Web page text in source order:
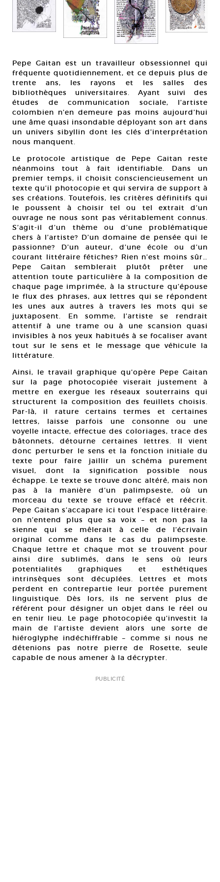
Pepe Gaitan est un travailleur obsessionnel qui
fréquente quotidiennement, et ce depuis plus de
trente ans, les rayons et les salles des
bibliothèques universitaires. Ayant suivi des
études de communication sociale, l’artiste
colombien n’en demeure pas moins aujourd’hui
une âme quasi insondable déployant son art dans
un univers sibyllin dont les clés d’interprétation
nous manquent.
Le protocole artistique de Pepe Gaitan reste
néanmoins tout à fait identifiable. Dans un
premier temps, il choisit consciencieusement un
texte qu’il photocopie et qui servira de support à
ses créations. Toutefois, les critères définitifs qui
le poussent à choisir tel ou tel extrait d’un
ouvrage ne nous sont pas véritablement connus.
S’agit-il d’un thème ou d’une problématique
chers à l’artiste? D’un domaine de pensée qui le
passionne? D’un auteur, d’une école ou d’un
courant littéraire fétiches? Rien n’est moins sûr…
Pepe Gaitan semblerait plutôt prêter une
attention toute particulière à la composition de
chaque page imprimée, à la structure qu’épouse
le flux des phrases, aux lettres qui se répondent
les unes aux autres à travers les mots qui se
juxtaposent. En somme, l’artiste se rendrait
attentif à une trame ou à une scansion quasi
invisibles à nos yeux habitués à se focaliser avant
tout sur le sens et le message que véhicule la
littérature.
Ainsi, le travail graphique qu’opère Pepe Gaitan
sur la page photocopiée viserait justement à
mettre en exergue les réseaux souterrains qui
structurent la composition des feuillets choisis.
Par-là, il rature certains termes et certaines
lettres, laisse parfois une consonne ou une
voyelle intacte, effectue des coloriages, trace des
bâtonnets, détourne certaines lettres. Il vient
donc perturber le sens et la fonction initiale du
texte pour faire jaillir un schéma purement
visuel, dont la signification possible nous
échappe. Le texte se trouve donc altéré, mais non
pas à la manière d’un palimpseste, où un
morceau du texte se trouve effacé et réécrit.
Pepe Gaitan s’accapare ici tout l’espace littéraire:
on n’entend plus que sa voix – et non pas la
sienne qui se mêlerait à celle de l’écrivain
original comme dans le cas du palimpseste.
Chaque lettre et chaque mot se trouvent pour
ainsi dire sublimés, dans le sens où leurs
potentialités graphiques et esthétiques
intrinsèques sont décuplées. Lettres et mots
perdent en contrepartie leur portée purement
linguistique. Dès lors, ils ne servent plus de
référent pour désigner un objet dans le réel ou
en tenir lieu. Le page photocopiée qu’investit la
main de l’artiste devient alors une sorte de
hiéroglyphe indéchiffrable – comme si nous ne
détenions pas notre pierre de Rosette, seule
capable de nous amener à la décrypter.
PUBLICITÉ